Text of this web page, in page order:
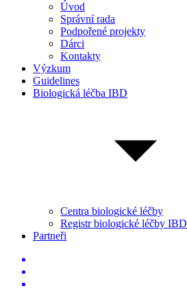
Úvod
Správní rada
Podpořené projekty
Dárci
Kontakty
Výzkum
Guidelines
Biologická léčba IBD
Centra biologické léčby
Registr biologické léčby IBD
Partneři